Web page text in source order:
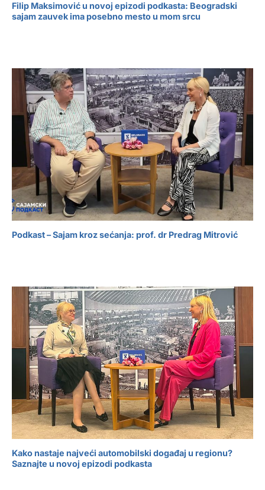
Filip Maksimović u novoj epizodi podkasta: Beogradski
sajam zauvek ima posebno mesto u mom srcu
Podkast – Sajam kroz sećanja: prof. dr Predrag Mitrović
Kako nastaje najveći automobilski događaj u regionu?
Saznajte u novoj epizodi podkasta